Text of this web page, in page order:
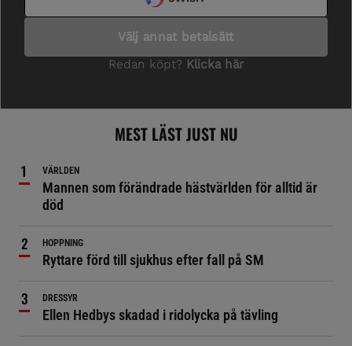
MEST LÄST JUST NU
VÄRLDEN
Mannen som förändrade hästvärlden för alltid är
död
HOPPNING
Ryttare förd till sjukhus efter fall på SM
DRESSYR
Ellen Hedbys skadad i ridolycka på tävling